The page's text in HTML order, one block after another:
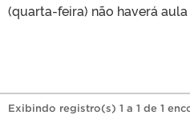
(quarta-feira) não haverá
Exibindo registro(s) 1 a 1 de 1